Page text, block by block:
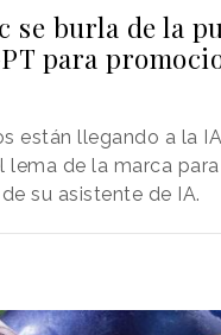
se burla de la
para
están llegando a la
lema de la marca
su asistente de IA.